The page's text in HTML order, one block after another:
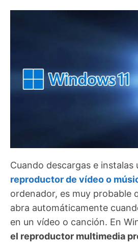
Cuando descargas e instalas
reproductor de vídeo o
ordenador, es muy probable
abra automáticamente
en un vídeo o canción. En
el reproductor multimedia